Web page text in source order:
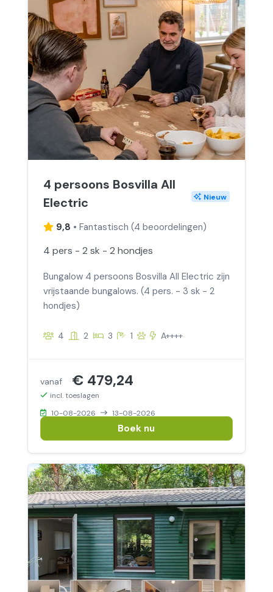
4 persoons Bosvilla All
Electric
Nieuw
9,8 • Fantastisch (4 beoordelingen)
4 pers - 2 sk - 2 hondjes
Bungalow 4 persoons Bosvilla All Electric zijn
vrijstaande bungalows. (4 pers. - 3 sk - 2
hondjes)
4 2 3 1 A++++
vanaf € 479,24
incl. toeslagen
10-08-2026
13-08-2026
Boek nu